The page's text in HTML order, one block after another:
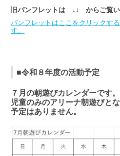
旧パンフレットは ↓↓ からご覧い
パンフレットはここをクリックす
す。
■令和８年度の活動予定
７月の朝遊びカレンダーです
児童のみのアリーナ朝遊びと
予定はありません。